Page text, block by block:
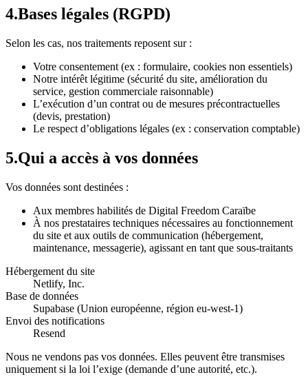
4.Bases légales (RGPD)
Selon les cas, nos traitements reposent sur :
Votre consentement (ex : formulaire, cookies non essentiels)
Notre intérêt légitime (sécurité du site, amélioration du
service, gestion commerciale raisonnable)
L’exécution d’un contrat ou de mesures précontractuelles
(devis, prestation)
Le respect d’obligations légales (ex : conservation comptable)
5.Qui a accès à vos données
Vos données sont destinées :
Aux membres habilités de Digital Freedom Caraïbe
À nos prestataires techniques nécessaires au fonctionnement
du site et aux outils de communication (hébergement,
maintenance, messagerie), agissant en tant que sous-traitants
Hébergement du site
Netlify, Inc.
Base de données
Supabase (Union européenne, région eu-west-1)
Envoi des notifications
Resend
Nous ne vendons pas vos données. Elles peuvent être transmises
uniquement si la loi l’exige (demande d’une autorité, etc.).